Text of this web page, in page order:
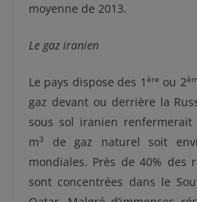
moyenne de 2013.
Le gaz iranien
Le pays dispose des 1 ère ou 2
gaz devant ou derrière la
sous sol iranien
m3
de gaz naturel soit
mondiales. Près de 40% des
sont concentrées dans le